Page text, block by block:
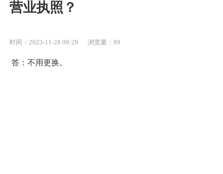
营业执照？
时间：2023-11-28 09:29 浏览量： 89
答：不用更换。